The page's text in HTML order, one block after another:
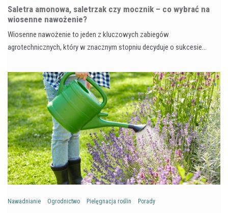
Saletra amonowa, saletrzak czy mocznik – co wybrać na
wiosenne nawożenie?
Wiosenne nawożenie to jeden z kluczowych zabiegów
agrotechnicznych, który w znacznym stopniu decyduje o sukcesie…
Nawadnianie Ogrodnictwo Pielęgnacja roślin Porady